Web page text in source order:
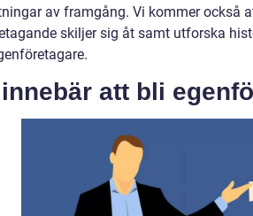
av framgång. Vi kommer också
skiljer sig åt samt utforska
att bli